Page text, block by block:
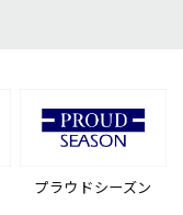
プラウドシーズン